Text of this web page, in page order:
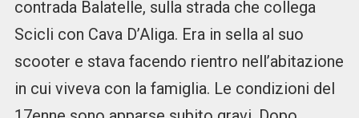
contrada Balatelle, sulla strada che collega
Scicli con Cava D’Aliga. Era in sella al suo
scooter e stava facendo rientro nell’abitazione
in cui viveva con la famiglia. Le condizioni del